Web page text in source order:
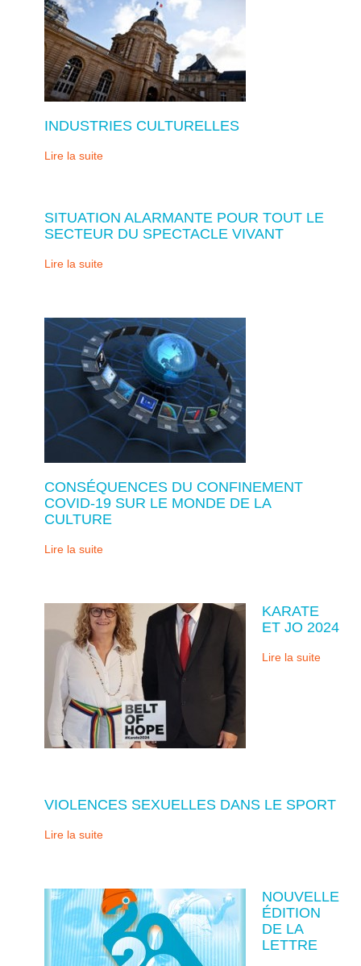
INDUSTRIES CULTURELLES
Lire la suite
SITUATION ALARMANTE POUR TOUT LE
SECTEUR DU SPECTACLE VIVANT
Lire la suite
CONSÉQUENCES DU CONFINEMENT
COVID-19 SUR LE MONDE DE LA
CULTURE
Lire la suite
KARATE
ET JO 2024
Lire la suite
VIOLENCES SEXUELLES DANS LE SPORT
Lire la suite
NOUVELLE
ÉDITION
DE LA
LETTRE